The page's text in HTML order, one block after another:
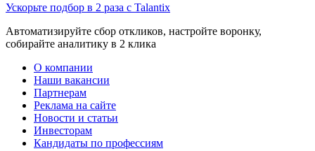
Ускорьте подбор в 2 раза с Talantix
Автоматизируйте сбор откликов, настройте воронку,
собирайте аналитику в 2 клика
О компании
Наши вакансии
Партнерам
Реклама на сайте
Новости и статьи
Инвесторам
Кандидаты по профессиям